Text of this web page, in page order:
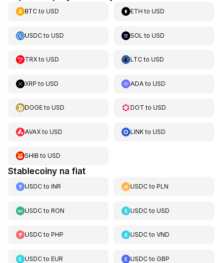
BTCto USD ETH toUSD
USDCto USD SOL toUSD
TRXto USD LTCtoUSD
XRP to USD ADA toUSD
DOGEto USD DOT toUSD
AVAXto USD LINKtoUSD
SHIB to USD
Stablecoiny na fiat
USDCto INR USDCtoPLN
USDCto RON USDCtoUSD
USDCto PHP USDCtoVND
USDCto EUR USDCtoGBP